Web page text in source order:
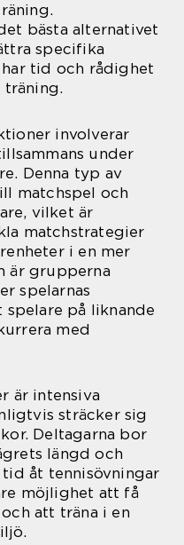
bästa alternativet
specifika
tid och rådighet
involverar
under
Denna typ av
matchspel och
vilket är
matchstrategier
i en mer
är grupperna
spelarnas
på liknande
med
är intensiva
sträcker sig
Deltagarna bor
längd och
åt tennisövningar
möjlighet att få
att träna i en